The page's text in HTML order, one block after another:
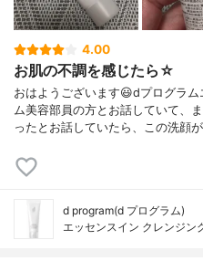
4.00
お肌の不調を感じたら☆
おはようございます😃dプログラ
ム美容部員の方とお話していて、
ったとお話していたら、この洗顔
d program(d プログラム)
エッセンスイン クレンジン